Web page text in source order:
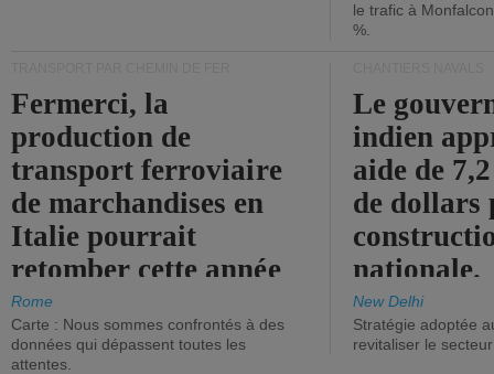
le trafic à
%.
Fermerci, la
production de
transport ferroviaire
de marchandises en
Italie pourrait
retomber cette année
aux niveaux de 2015.
Rome
Carte : Nous sommes confrontés à des
données qui dépassent toutes les
attentes.
Le
indien
aide de
de dollars
nationale.
New Delhi
Stratégie adoptée
revitaliser le secteur